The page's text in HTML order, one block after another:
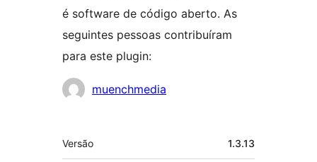
é software de código aberto. As
seguintes pessoas contribuíram
para este plugin:
Contribuidores
muenchmedia
Metadados
Versão 1.3.13